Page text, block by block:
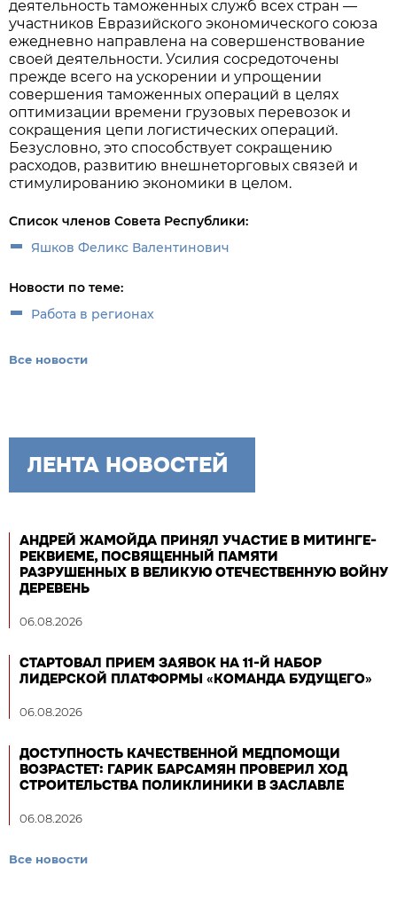
деятельность таможенных служб всех стран —
участников Евразийского экономического союза
ежедневно направлена на совершенствование
своей деятельности. Усилия сосредоточены
прежде всего на ускорении и упрощении
совершения таможенных операций в целях
оптимизации времени грузовых перевозок и
сокращения цепи логистических операций.
Безусловно, это способствует сокращению
расходов, развитию внешнеторговых связей и
стимулированию экономики в целом.
Список членов Совета Республики:
Яшков Феликс Валентинович
Новости по теме:
Работа в регионах
Все новости
ЛЕНТА НОВОСТЕЙ
АНДРЕЙ ЖАМОЙДА ПРИНЯЛ УЧАСТИЕ В МИТИНГЕ-
РЕКВИЕМЕ, ПОСВЯЩЕННЫЙ ПАМЯТИ
РАЗРУШЕННЫХ В ВЕЛИКУЮ ОТЕЧЕСТВЕННУЮ ВОЙНУ
ДЕРЕВЕНЬ
06.08.2026
СТАРТОВАЛ ПРИЕМ ЗАЯВОК НА 11-Й НАБОР
ЛИДЕРСКОЙ ПЛАТФОРМЫ «КОМАНДА БУДУЩЕГО»
06.08.2026
ДОСТУПНОСТЬ КАЧЕСТВЕННОЙ МЕДПОМОЩИ
ВОЗРАСТЕТ: ГАРИК БАРСАМЯН ПРОВЕРИЛ ХОД
СТРОИТЕЛЬСТВА ПОЛИКЛИНИКИ В ЗАСЛАВЛЕ
06.08.2026
Все новости